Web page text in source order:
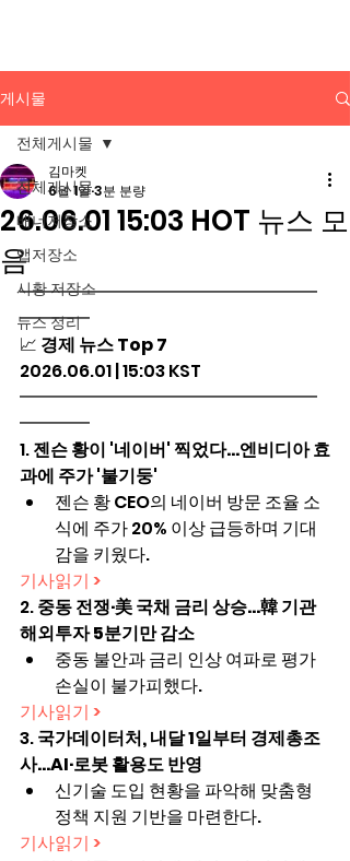
게시물
전체게시물
배너저장소
앱저장소
시황 저장소
뉴스 정리
전체게시물
26.06.01 15:03 HOT 뉴스 모
음
김마켓
6월 1일3분 분량
━━━━━━━━━━━━━━━━━
━━━━
📈 경제 뉴스 Top 7
2026.06.01 | 15:03 KST
━━━━━━━━━━━━━━━━━
━━━━
1. 젠슨 황이 '네이버' 찍었다…엔비디아 효
과에 주가 '불기둥'
젠슨 황 CEO의 네이버 방문 조율 소
식에 주가 20% 이상 급등하며 기대
감을 키웠다.
기사읽기 >
2. 중동 전쟁·美 국채 금리 상승...韓 기관
해외투자 5분기만 감소
중동 불안과 금리 인상 여파로 평가
손실이 불가피했다.
기사읽기 >
3. 국가데이터처, 내달 1일부터 경제총조
사…AI·로봇 활용도 반영
신기술 도입 현황을 파악해 맞춤형
정책 지원 기반을 마련한다.
기사읽기 >